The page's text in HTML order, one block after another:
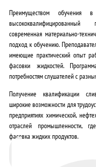
Преимуществом обучения
высококвалифицированный
современная материально-
подход к обучению.
имеющие практический опыт
фасовки жидкостей.
потребностям слушателей с
Получение квалификации
широкие возможности для
предприятиях химической,
отраслей промышленности,
фасовка жидких продуктов.